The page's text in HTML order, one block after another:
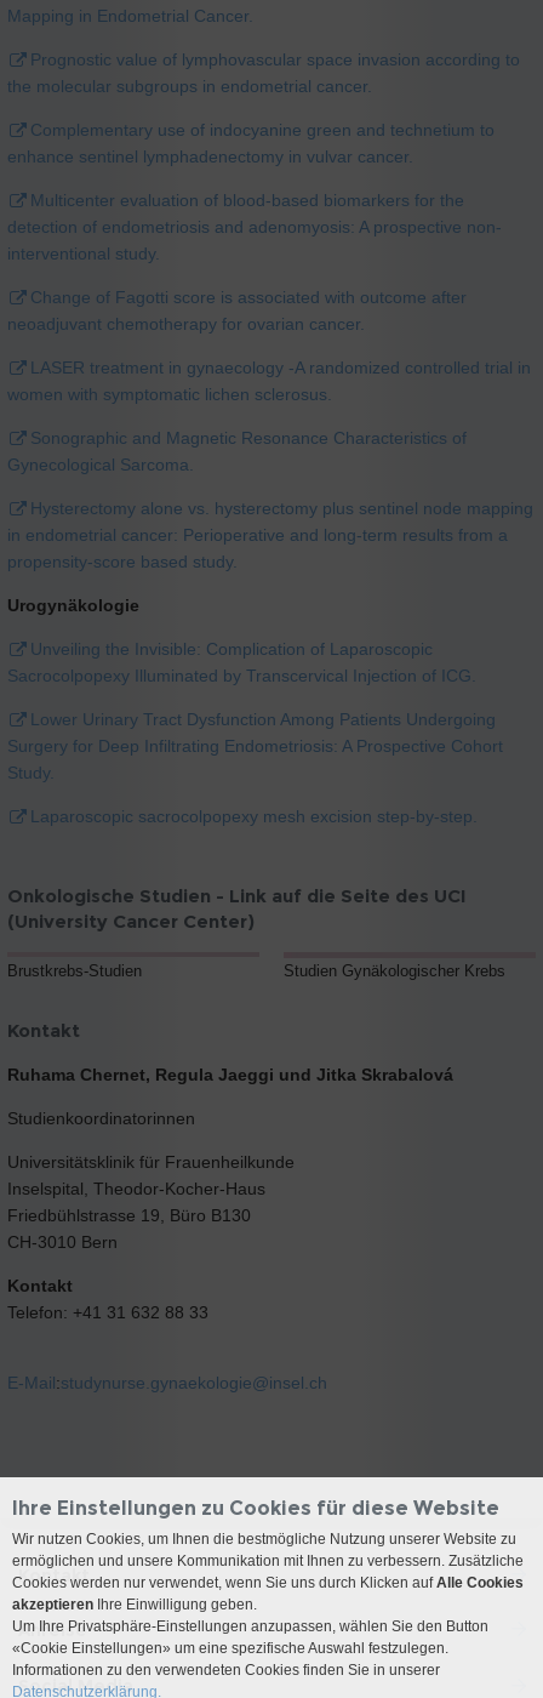
Mapping in Endometrial Cancer.
Prognostic value of lymphovascular space invasion according to
the molecular subgroups in endometrial cancer.
Complementary use of indocyanine green and technetium to
enhance sentinel lymphadenectomy in vulvar cancer.
Multicenter evaluation of blood-based biomarkers for the
detection of endometriosis and adenomyosis: A prospective non-
interventional study.
Change of Fagotti score is associated with outcome after
neoadjuvant chemotherapy for ovarian cancer.
LASER treatment in gynaecology -A randomized controlled trial in
women with symptomatic lichen sclerosus.
Sonographic and Magnetic Resonance Characteristics of
Gynecological Sarcoma.
Hysterectomy alone vs. hysterectomy plus sentinel node mapping
in endometrial cancer: Perioperative and long-term results from a
propensity-score based study.
Urogynäkologie
Unveiling the Invisible: Complication of Laparoscopic
Sacrocolpopexy Illuminated by Transcervical Injection of ICG.
Lower Urinary Tract Dysfunction Among Patients Undergoing
Surgery for Deep Infiltrating Endometriosis: A Prospective Cohort
Study.
Laparoscopic sacrocolpopexy mesh excision step-by-step.
Onkologische Studien - Link auf die Seite des UCI
(University Cancer Center)
Brustkrebs-Studien Studien Gynäkologischer Krebs
Kontakt
Ruhama Chernet, Regula Jaeggi und Jitka Skrabalová
Studienkoordinatorinnen
Universitätsklinik für Frauenheilkunde
Inselspital, Theodor-Kocher-Haus
Friedbühlstrasse 19, Büro B130
CH-3010 Bern
Kontakt
Telefon: +41 31 632 88 33
E-Mail:studynurse.gynaekologie@insel.ch
Kontakt
Anreise
Social Media
Ihre Einstellungen zu Cookies für diese Website
Wir nutzen Cookies, um Ihnen die bestmögliche Nutzung unserer Website zu
ermöglichen und unsere Kommunikation mit Ihnen zu verbessern. Zusätzliche
Cookies werden nur verwendet, wenn Sie uns durch Klicken aufAlle Cookies
akzeptieren Ihre Einwilligung geben.
Um Ihre Privatsphäre-Einstellungen anzupassen, wählen Sie den Button
«Cookie Einstellungen» um eine spezifische Auswahl festzulegen.
Informationen zu den verwendeten Cookies finden Sie in unserer
Datenschutzerklärung.